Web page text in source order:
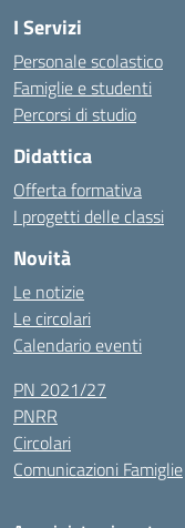
I Servizi
Personale scolastico
Famiglie e studenti
Percorsi di studio
Didattica
Offerta formativa
I progetti delle classi
Novità
Le notizie
Le circolari
Calendario eventi
PN 2021/27
PNRR
Circolari
Comunicazioni Famiglie